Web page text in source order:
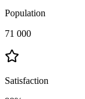
Population
71 000
Satisfaction